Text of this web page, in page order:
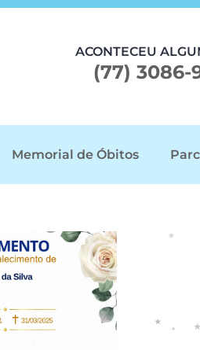
ACONTECEU
(77) 3086-
Memorial de Óbitos